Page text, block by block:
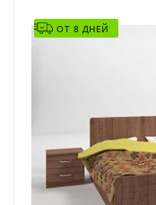
ОТ 8 ДНЕЙ